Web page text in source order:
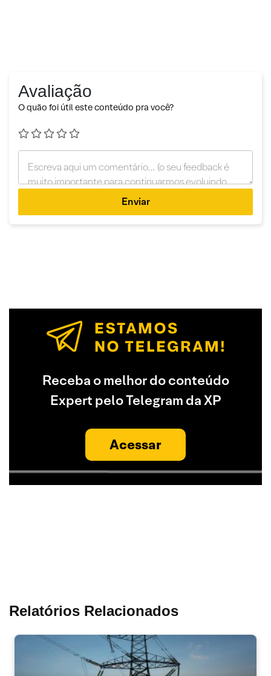
Avaliação
O quão foi útil este conteúdo pra você?
Enviar
Receba o melhor do conteúdo
Expert pelo Telegram da XP
Acessar
Relatórios Relacionados